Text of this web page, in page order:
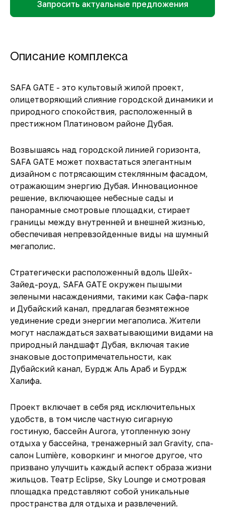
Запросить актуальные предложения
Описание комплекса
SAFA GATE - это культовый жилой проект,
олицетворяющий слияние городской динамики и
природного спокойствия, расположенный в
престижном Платиновом районе Дубая.
Возвышаясь над городской линией горизонта,
SAFA GATE может похвастаться элегантным
дизайном с потрясающим стеклянным фасадом,
отражающим энергию Дубая. Инновационное
решение, включающее небесные сады и
панорамные смотровые площадки, стирает
границы между внутренней и внешней жизнью,
обеспечивая непревзойденные виды на шумный
мегаполис.
Стратегически расположенный вдоль Шейх-
Зайед-роуд, SAFA GATE окружен пышыми
зелеными насаждениями, такими как Сафа-парк
и Дубайский канал, предлагая безмятежное
уединение среди энергии мегаполиса. Жители
могут наслаждаться захватывающими видами на
природный ландшафт Дубая, включая такие
знаковые достопримечательности, как
Дубайский канал, Бурдж Аль Араб и Бурдж
Халифа.
Проект включает в себя ряд исключительных
удобств, в том числе частную сигарную
гостиную, бассейн Aurora, утопленную зону
отдыха у бассейна, тренажерный зал Gravity, спа-
салон Lumière, коворкинг и многое другое, что
призвано улучшить каждый аспект образа жизни
жильцов. Театр Eclipse, Sky Lounge и смотровая
площадка представляют собой уникальные
пространства для отдыха и развлечений.